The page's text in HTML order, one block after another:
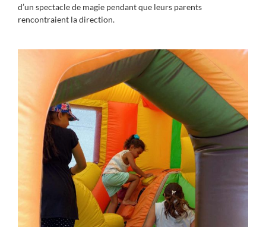
d’un spectacle de magie pendant que leurs parents
rencontraient la direction.